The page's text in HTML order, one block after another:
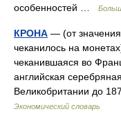
особенностей …
КРОНА — (от
чеканилось на
чеканившаяся во
английская
Великобритании до
Экономический словарь